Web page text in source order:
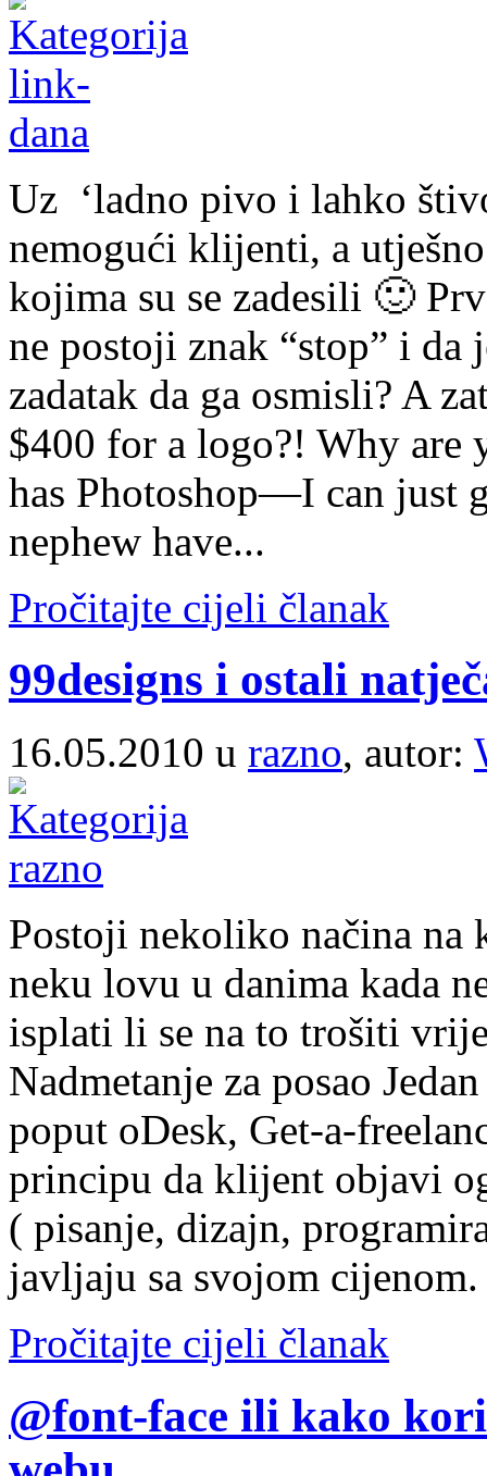
Uz ‘ladno pivo i lahko
nemogući klijenti, a
kojima su se zadesili 🙂
ne postoji znak “stop” i
zadatak da ga osmisli? A
$400 for a logo?! Why are
has Photoshop—I can just
nephew have...
Pročitajte cijeli članak
99designs i ostali
16.05.2010 u razno, autor:
Postoji nekoliko načina na
neku lovu u danima kada
isplati li se na to trošiti
Nadmetanje za posao
poput oDesk, Get-a-
principu da klijent objavi
( pisanje, dizajn,
javljaju sa svojom
Pročitajte cijeli članak
@font-face ili kako